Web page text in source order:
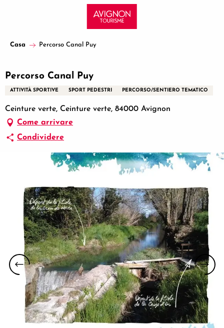
principal
Casa Percorso Canal Puy
Percorso Canal Puy
ATTIVITÀ SPORTIVE SPORT PEDESTRI PERCORSO/SENTIERO TEMATICO
Ceinture verte, Ceinture verte, 84000 Avignon
Come arrivare
Condividere